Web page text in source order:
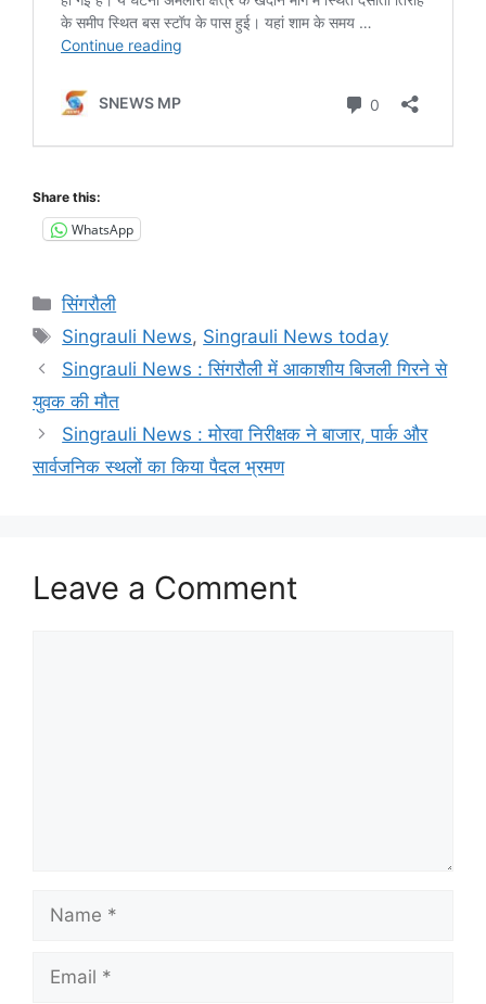
Share this:
WhatsApp
Categories
सिंगरौली
Tags
Singrauli News, Singrauli News today
Singrauli News : सिंगरौली में आकाशीय बिजली गिरने से
युवक की मौत
Singrauli News : मोरवा निरीक्षक ने बाजार, पार्क और
सार्वजनिक स्थलों का किया पैदल भ्रमण
Leave a Comment
Name
Email